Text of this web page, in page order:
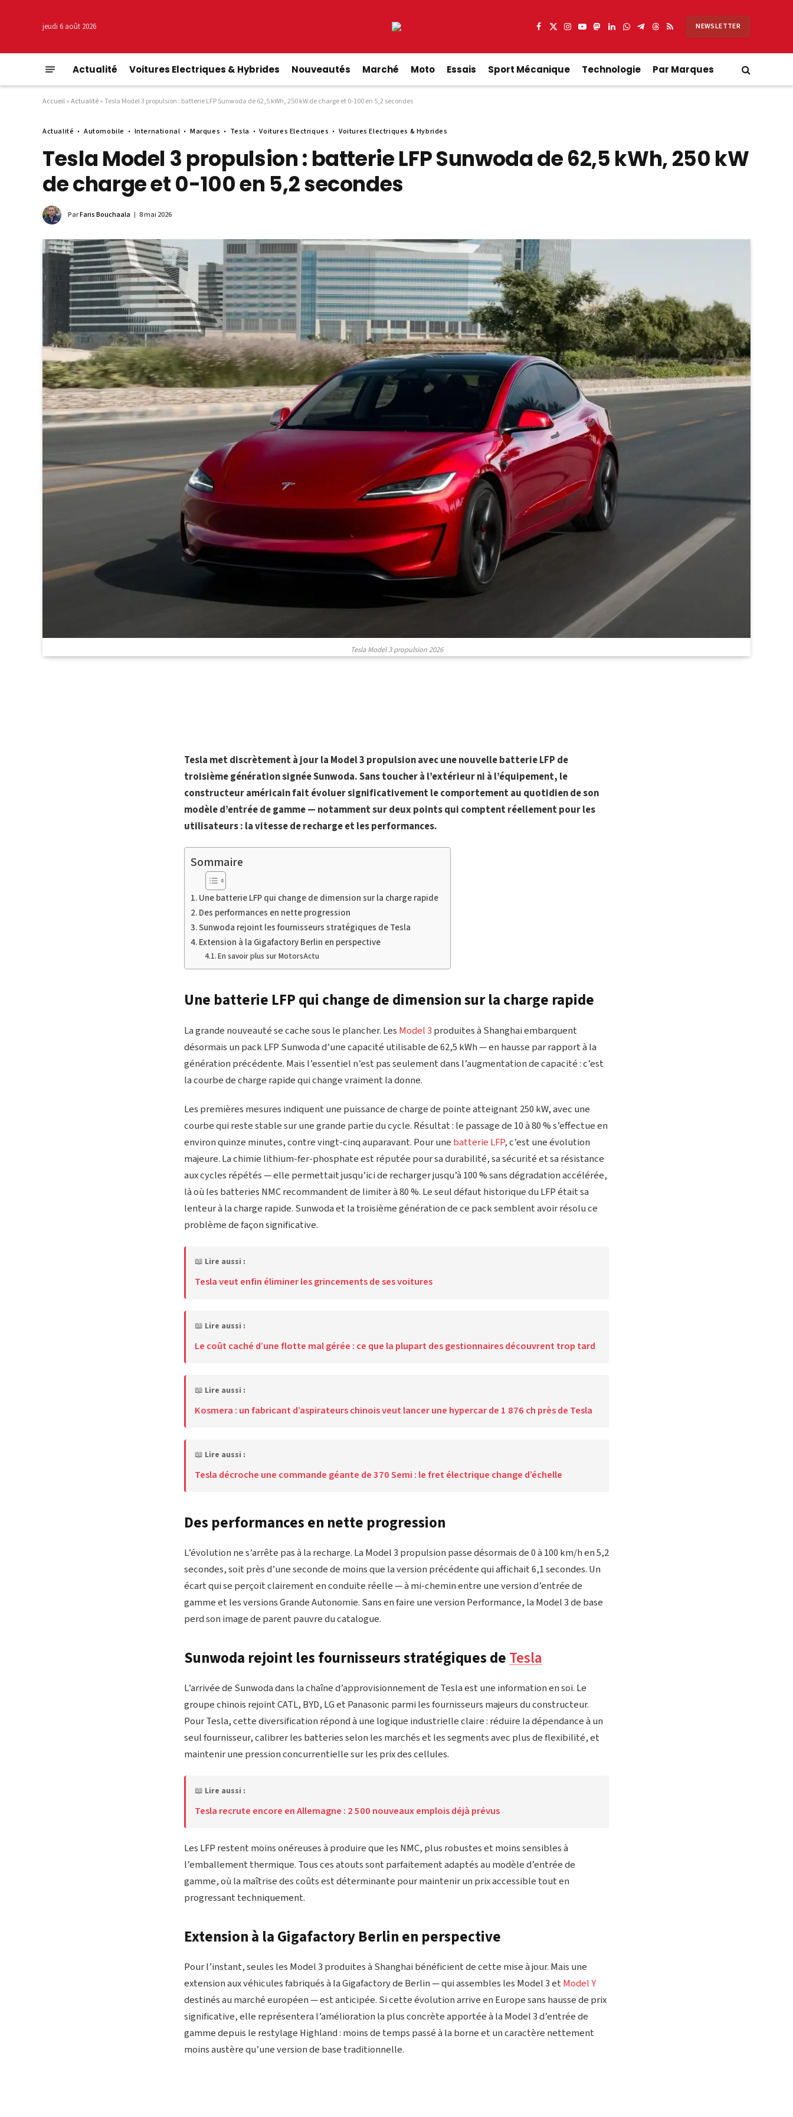
jeudi 6 août 2026 Facebook
X
Instagram
YouTubeMastodon
LinkedInWhatsApp
Partager
Telegram
Threads
RSS NEWSLETTER
Actualité Voitures Electriques & Hybrides Nouveautés Marché Moto Essais Sport Mécanique Technologie Par Marques
Accueil»Actualité»Tesla Model 3 propulsion : batterie LFP Sunwoda de 62,5 kWh, 250 kW de charge et 0-100 en 5,2 secondes
Actualité Automobile International Marques Tesla Voitures Electriques Voitures Electriques & Hybrides
Tesla Model 3 propulsion : batterie LFP Sunwoda de 62,5 kWh, 250 kW
de charge et 0-100 en 5,2 secondes
ParFaris Bouchaala 8 mai 2026
© Tesla
Tesla Model 3 propulsion 2026
Tesla met discrètement à jour la Model 3 propulsion avec une nouvelle batterie LFP de
troisième génération signée Sunwoda. Sans toucher à l’extérieur ni à l’équipement, le
constructeur américain fait évoluer significativement le comportement au quotidien de son
modèle d’entrée de gamme — notamment sur deux points qui comptent réellement pour les
utilisateurs : la vitesse de recharge et les performances.
Sommaire
Une batterie LFP qui change de dimension sur la charge rapide
Des performances en nette progression
Sunwoda rejoint les fournisseurs stratégiques de Tesla
Extension à la Gigafactory Berlin en perspective
En savoir plus sur MotorsActu
Une batterie LFP qui change de dimension sur la charge rapide
La grande nouveauté se cache sous le plancher. Les Model 3 produites à Shanghai embarquent
désormais un pack LFP Sunwoda d’une capacité utilisable de 62,5 kWh — en hausse par rapport à la
génération précédente. Mais l’essentiel n’est pas seulement dans l’augmentation de capacité : c’est
la courbe de charge rapide qui change vraiment la donne.
Les premières mesures indiquent une puissance de charge de pointe atteignant 250 kW, avec une
courbe qui reste stable sur une grande partie du cycle. Résultat : le passage de 10 à 80 % s’effectue en
environ quinze minutes, contre vingt-cinq auparavant. Pour une batterie LFP, c’est une évolution
majeure. La chimie lithium-fer-phosphate est réputée pour sa durabilité, sa sécurité et sa résistance
aux cycles répétés — elle permettait jusqu’ici de recharger jusqu’à 100 % sans dégradation accélérée,
là où les batteries NMC recommandent de limiter à 80 %. Le seul défaut historique du LFP était sa
lenteur à la charge rapide. Sunwoda et la troisième génération de ce pack semblent avoir résolu ce
problème de façon significative.
📖 Lire aussi :
Tesla veut enfin éliminer les grincements de ses voitures
📖 Lire aussi :
Le coût caché d’une flotte mal gérée : ce que la plupart des gestionnaires découvrent trop tard
📖 Lire aussi :
Kosmera : un fabricant d’aspirateurs chinois veut lancer une hypercar de 1 876 ch près de Tesla
📖 Lire aussi :
Tesla décroche une commande géante de 370 Semi : le fret électrique change d’échelle
Des performances en nette progression
L’évolution ne s’arrête pas à la recharge. La Model 3 propulsion passe désormais de 0 à 100 km/h en 5,2
secondes, soit près d’une seconde de moins que la version précédente qui affichait 6,1 secondes. Un
écart qui se perçoit clairement en conduite réelle — à mi-chemin entre une version d’entrée de
gamme et les versions Grande Autonomie. Sans en faire une version Performance, la Model 3 de base
perd son image de parent pauvre du catalogue.
Sunwoda rejoint les fournisseurs stratégiques de Tesla
L’arrivée de Sunwoda dans la chaîne d’approvisionnement de Tesla est une information en soi. Le
groupe chinois rejoint CATL, BYD, LG et Panasonic parmi les fournisseurs majeurs du constructeur.
Pour Tesla, cette diversification répond à une logique industrielle claire : réduire la dépendance à un
seul fournisseur, calibrer les batteries selon les marchés et les segments avec plus de flexibilité, et
maintenir une pression concurrentielle sur les prix des cellules.
📖 Lire aussi :
Tesla recrute encore en Allemagne : 2 500 nouveaux emplois déjà prévus
Les LFP restent moins onéreuses à produire que les NMC, plus robustes et moins sensibles à
l’emballement thermique. Tous ces atouts sont parfaitement adaptés au modèle d’entrée de
gamme, où la maîtrise des coûts est déterminante pour maintenir un prix accessible tout en
progressant techniquement.
Extension à la Gigafactory Berlin en perspective
Pour l’instant, seules les Model 3 produites à Shanghai bénéficient de cette mise à jour. Mais une
extension aux véhicules fabriqués à la Gigafactory de Berlin — qui assembles les Model 3 et Model Y
destinés au marché européen — est anticipée. Si cette évolution arrive en Europe sans hausse de prix
significative, elle représentera l’amélioration la plus concrète apportée à la Model 3 d’entrée de
gamme depuis le restylage Highland : moins de temps passé à la borne et un caractère nettement
moins austère qu’une version de base traditionnelle.